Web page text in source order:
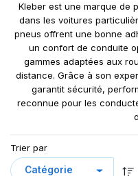
XL DYNAXER UHP
Kleber est une marque de
dans les voitures
pneus offrent une bonne
un confort de conduite
gammes adaptées aux
distance. Grâce à son
garantit sécurité,
reconnue pour les
Trier par